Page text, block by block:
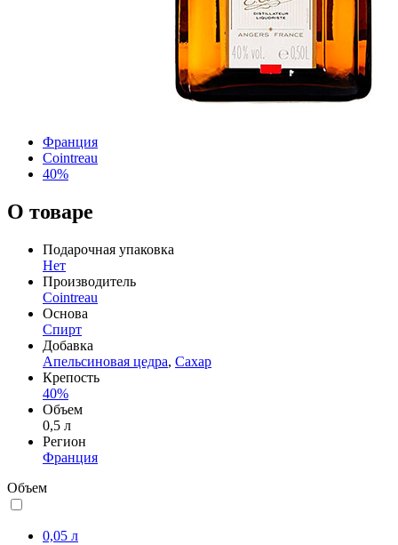
Франция
Cointreau
40%
О товаре
Подарочная упаковка
Нет
Производитель
Cointreau
Основа
Спирт
Добавка
Апельсиновая цедра, Сахар
Крепость
40%
Объем
0,5 л
Регион
Франция
Объем
0,05 л